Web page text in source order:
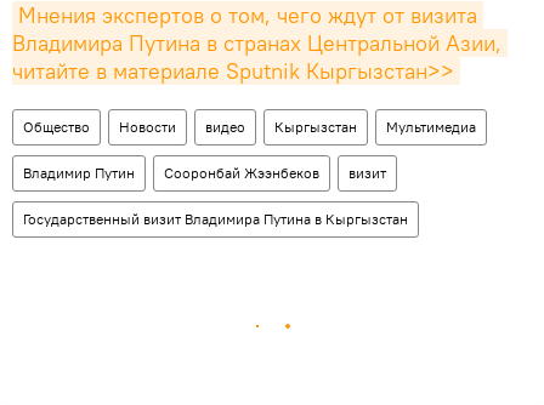
Мнения экспертов о том, чего ждут от визита
Владимира Путина в странах Центральной Азии,
читайте в материале Sputnik Кыргызстан>>
Общество Новости видео Кыргызстан Мультимедиа
Владимир Путин Сооронбай Жээнбеков визит
Государственный визит Владимира Путина в Кыргызстан